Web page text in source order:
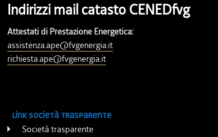
Indirizzi mail catasto CENEDfvg
Attestati di Prestazione Energetica:
assistenza.ape@fvgenergia.it
richiesta.ape@fvgenergia.it
Link società trasparente
Società trasparente